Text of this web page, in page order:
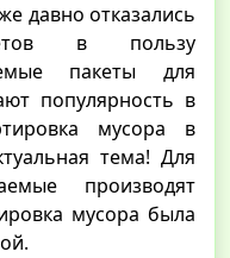
давно отказались
в пользу
пакеты для
популярность в
мусора в
тема! Для
производят
мусора была